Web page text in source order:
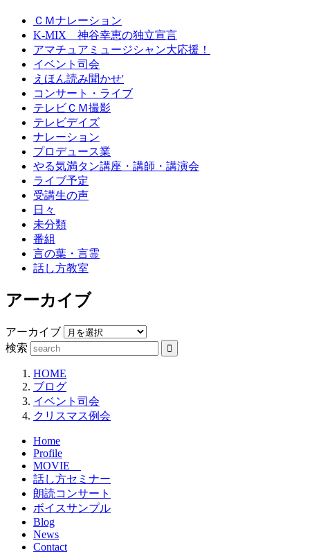
ＣＭナレーション
K-MIX 神谷幸恵の独立宣言
アマチュアミュージシャン大応援！
イベント司会
えほん読み聞かせ'
コンサート・ライブ
テレビＣＭ撮影
テレビデイズ
ナレーション
プロデュース業
やる気満タン講座・講師・講演会
ライブ予定
受講生の声
日々
未分類
番組
言の葉・言霊
話し方教室
アーカイブ
アーカイブ
検索
HOME
ブログ
イベント司会
クリスマス例会
Home
Profile
MOVIE
話し方セミナー
朗読コンサート
ボイスサンプル
Blog
News
Contact